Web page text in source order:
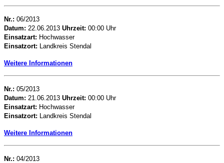
Nr.: 06/2013
Datum: 22.06.2013 Uhrzeit: 00:00 Uhr
Einsatzart: Hochwasser
Einsatzort: Landkreis Stendal
Weitere Informationen
Nr.: 05/2013
Datum: 21.06.2013 Uhrzeit: 00:00 Uhr
Einsatzart: Hochwasser
Einsatzort: Landkreis Stendal
Weitere Informationen
Nr.: 04/2013